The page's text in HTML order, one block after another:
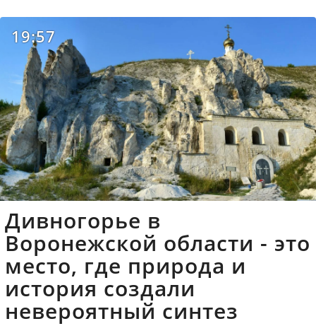
19:57
Дивногорье в
Воронежской области - это
место, где природа и
история создали
невероятный синтез